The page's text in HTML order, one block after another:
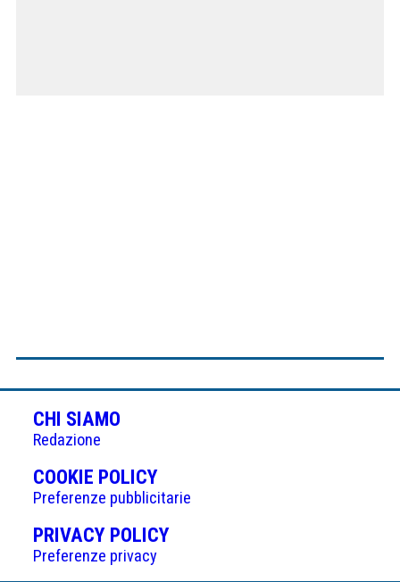
CHI SIAMO
Redazione
COOKIE POLICY(APRE
IN
UNA
NUOVA
Preferenze pubblicitarie
PRIVACY POLICY(APRE
Preferenze privacy